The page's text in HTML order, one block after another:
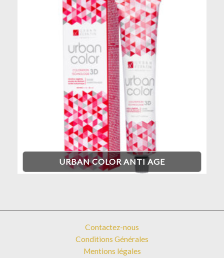
URBAN COLOR ANTI AGE
Contactez-nous
Conditions Générales
Mentions légales